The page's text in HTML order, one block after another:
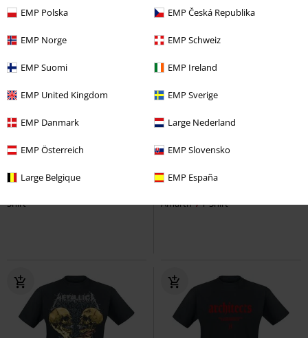
EMP Polska EMP Česká Republika
EMP Norge EMP Schweiz
EMP Suomi EMP Ireland
EMP United Kingdom EMP Sverige
EMP Danmark Large Nederland
EMP Österreich EMP Slovensko
Large Belgique EMP España
Auch in Plus Size
29,99 €
Shirt
ab24,99 €
Amarth
T-Shirt